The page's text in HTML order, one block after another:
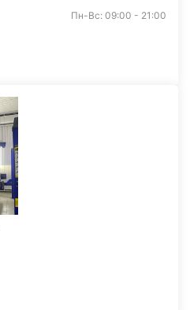
Пн-Вс: 09:00 - 21:00